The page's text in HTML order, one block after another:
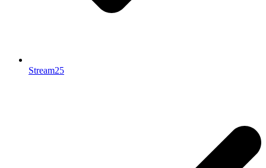
Stream25